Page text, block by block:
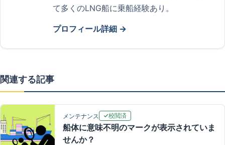
て多くのLNG船に乗船経験あり。
プロフィール詳細 →
関連する記事
メンテナンス 校閲済
船体に意味不明のマークが表示されていま
せんか？